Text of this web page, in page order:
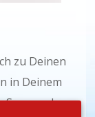
zu Deinen
in Deinem
des